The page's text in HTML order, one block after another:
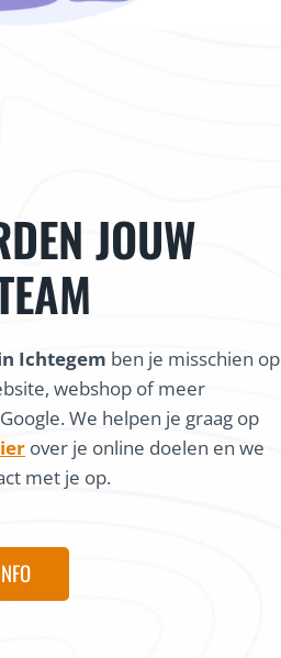
JOUW
Ichtegem ben je misschien op
webshop of meer
We helpen je graag op
over je online doelen en we
met je op.